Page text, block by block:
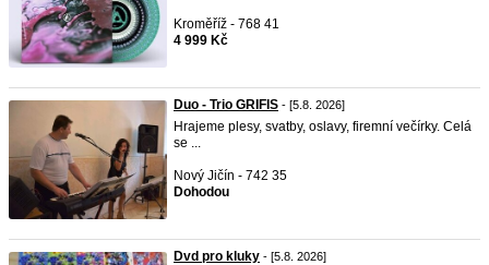
Kroměříž - 768 41
4 999 Kč
Duo - Trio GRIFIS - [5.8. 2026]
Hrajeme plesy, svatby, oslavy, firemní večírky. Celá
se ...
Nový Jičín - 742 35
Dohodou
Dvd pro kluky - [5.8. 2026]